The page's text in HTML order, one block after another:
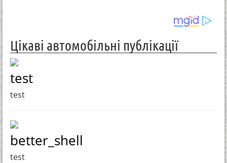
Цікаві автомобільні публікації
test
test
better_shell
test